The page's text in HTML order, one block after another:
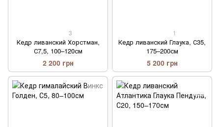
3
Кедр ливанский Хорстман,
С7,5, 100–120см
2 200 грн
1
Кедр ливанский Глаука, С35,
175–200см
5 200 грн